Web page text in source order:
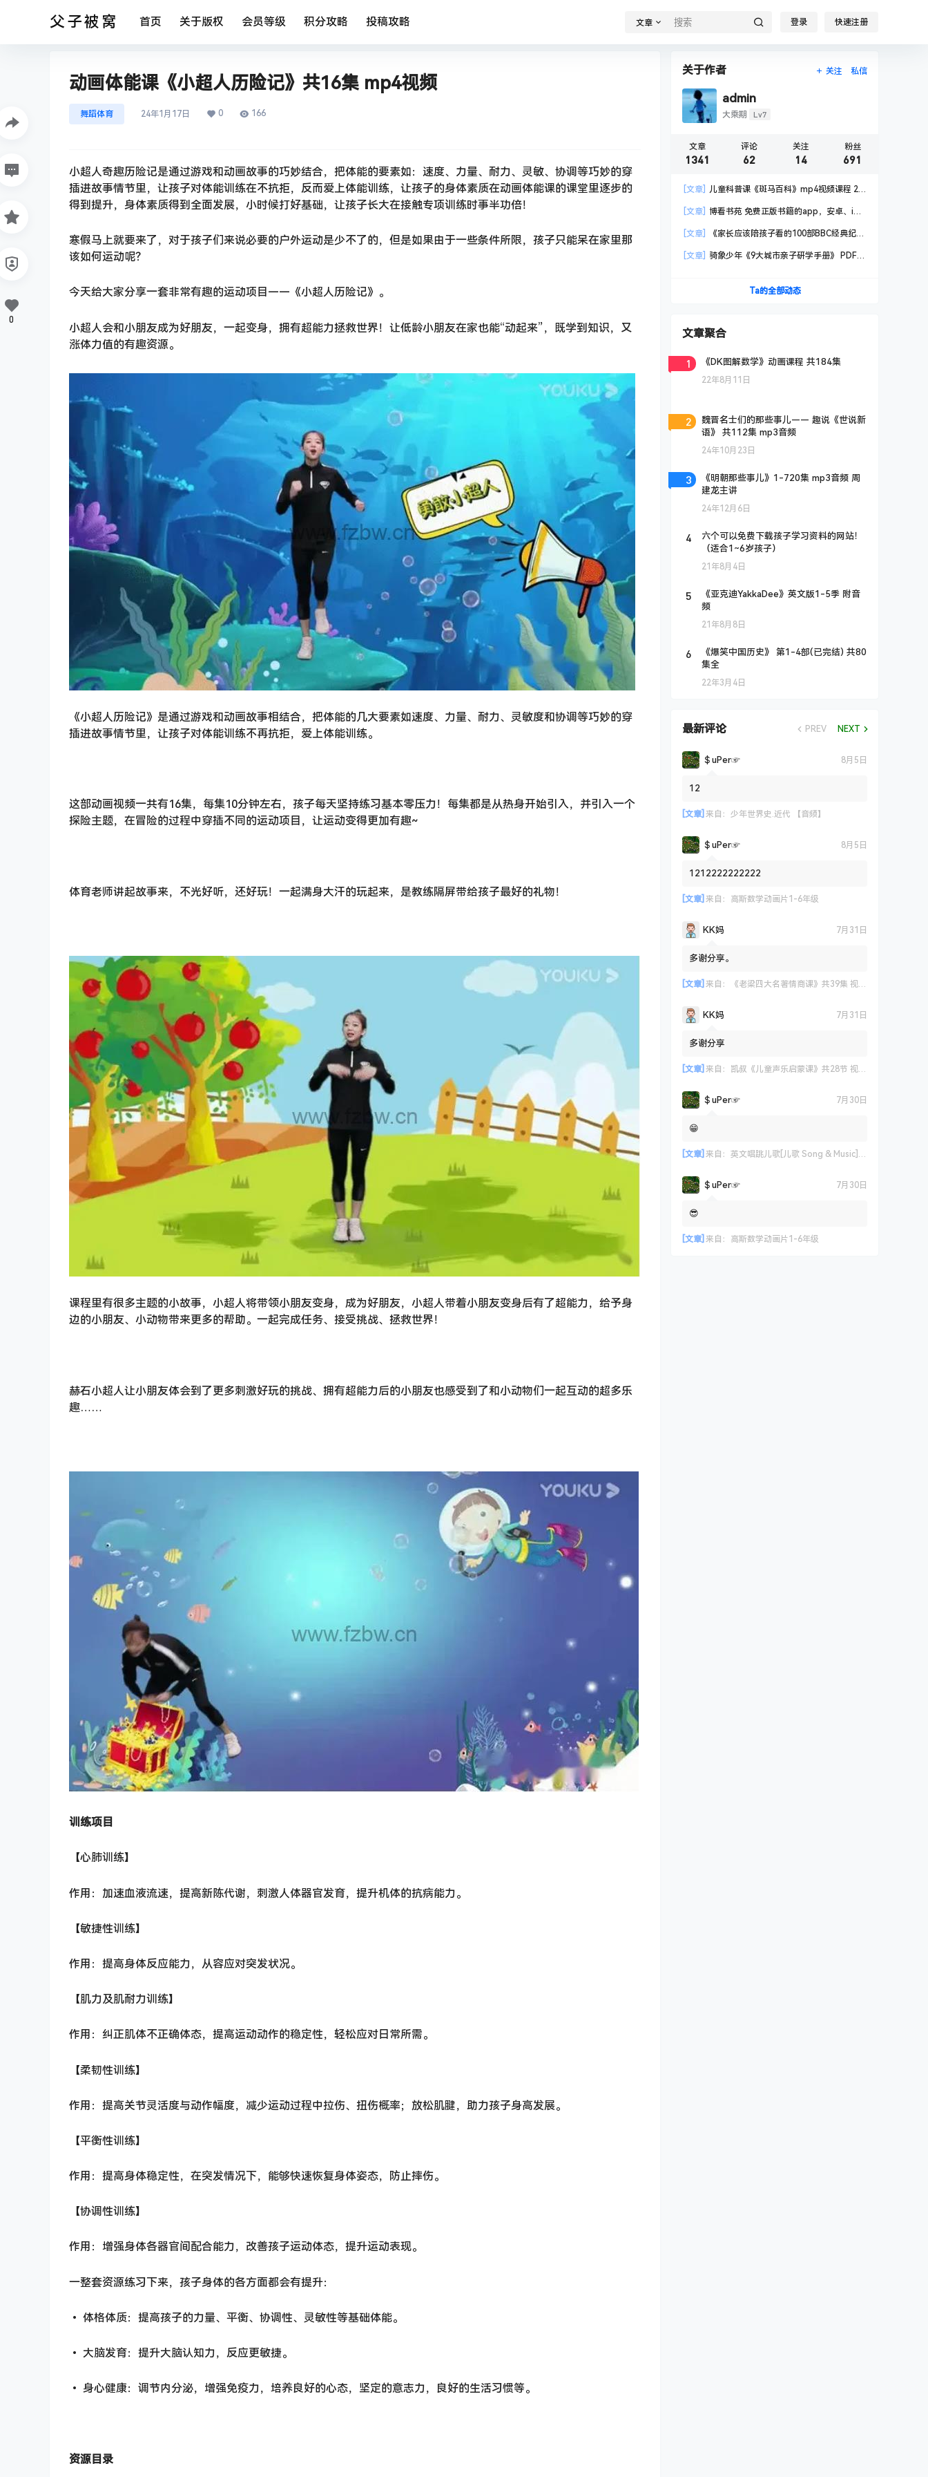
父子被窝 首页 关于版权 会员等级 积分攻略 投稿攻略 文章 登录 快速注册
动画体能课《小超人历险记》共16集 mp4视频
舞蹈体育 24年1月17日 0 166
小超人奇趣历险记是通过游戏和动画故事的巧妙结合，把体能的要素如：速度、力量、耐力、灵敏、协调等巧妙的穿
插进故事情节里，让孩子对体能训练在不抗拒，反而爱上体能训练，让孩子的身体素质在动画体能课的课堂里逐步的
得到提升，身体素质得到全面发展，小时候打好基础，让孩子长大在接触专项训练时事半功倍！
寒假马上就要来了，对于孩子们来说必要的户外运动是少不了的，但是如果由于一些条件所限，孩子只能呆在家里那
该如何运动呢？
今天给大家分享一套非常有趣的运动项目——《小超人历险记》。
小超人会和小朋友成为好朋友，一起变身，拥有超能力拯救世界！让低龄小朋友在家也能“动起来”，既学到知识，又
涨体力值的有趣资源。
《小超人历险记》是通过游戏和动画故事相结合，把体能的几大要素如速度、力量、耐力、灵敏度和协调等巧妙的穿
插进故事情节里，让孩子对体能训练不再抗拒，爱上体能训练。
这部动画视频一共有16集，每集10分钟左右，孩子每天坚持练习基本零压力！每集都是从热身开始引入，并引入一个
探险主题，在冒险的过程中穿插不同的运动项目，让运动变得更加有趣~
体育老师讲起故事来，不光好听，还好玩！一起满身大汗的玩起来，是教练隔屏带给孩子最好的礼物！
课程里有很多主题的小故事，小超人将带领小朋友变身，成为好朋友，小超人带着小朋友变身后有了超能力，给予身
边的小朋友、小动物带来更多的帮助。一起完成任务、接受挑战、拯救世界！
赫石小超人让小朋友体会到了更多刺激好玩的挑战、拥有超能力后的小朋友也感受到了和小动物们一起互动的超多乐
趣……
训练项目
【心肺训练】
作用：加速血液流速，提高新陈代谢，刺激人体器官发育，提升机体的抗病能力。
【敏捷性训练】
作用：提高身体反应能力，从容应对突发状况。
【肌力及肌耐力训练】
作用：纠正肌体不正确体态，提高运动动作的稳定性，轻松应对日常所需。
【柔韧性训练】
作用：提高关节灵活度与动作幅度，减少运动过程中拉伤、扭伤概率；放松肌腱，助力孩子身高发展。
【平衡性训练】
作用：提高身体稳定性，在突发情况下，能够快速恢复身体姿态，防止摔伤。
【协调性训练】
作用：增强身体各器官间配合能力，改善孩子运动体态，提升运动表现。
一整套资源练习下来，孩子身体的各方面都会有提升：
• 体格体质：提高孩子的力量、平衡、协调性、灵敏性等基础体能。
• 大脑发育：提升大脑认知力，反应更敏捷。
• 身心健康：调节内分泌，增强免疫力，培养良好的心态，坚定的意志力，良好的生活习惯等。
资源目录
0
关于作者 关注 私信
admin
大乘期 Lv7
文章
1341
评论
62
关注
14
粉丝
691
[文章]
儿童科普课《斑马百科》mp4视频课程 20
[文章]
博看书苑 免费正版书籍的app，安卓、iOS
[文章]
《家长应该陪孩子看的100部BBC经典纪录
[文章]
骑象少年《9大城市亲子研学手册》 PDF格
Ta的全部动态
文章聚合
1 《DK图解数学》动画课程 共184集
22年8月11日
2
魏晋名士们的那些事儿—— 趣说《世说新
语》 共112集 mp3音频
24年10月23日
3
《明朝那些事儿》1-720集 mp3音频 周
建龙主讲
24年12月6日
4
六个可以免费下载孩子学习资料的网站！
（适合1~6岁孩子）
21年8月4日
5
《亚克迪YakkaDee》英文版1-5季 附音
频
21年8月8日
6
《爆笑中国历史》 第1-4部(已完结) 共80
集全
22年3月4日
最新评论 PREV NEXT
＄uΡer☞ 8月5日
12
[文章] 来自： 少年世界史.近代 【音频】
＄uΡer☞ 8月5日
1212222222222
[文章] 来自： 高斯数学动画片1-6年级
KK妈 7月31日
多谢分享。
[文章] 来自： 《老梁四大名著情商课》共39集 视频课程
KK妈 7月31日
多谢分享
[文章] 来自： 凯叔《儿童声乐启蒙课》共28节 视频课程
＄uΡer☞ 7月30日
😁
[文章] 来自： 英文唱跳儿歌[儿歌 Song & Music] 艾米咕噜
＄uΡer☞ 7月30日
😎
[文章] 来自： 高斯数学动画片1-6年级